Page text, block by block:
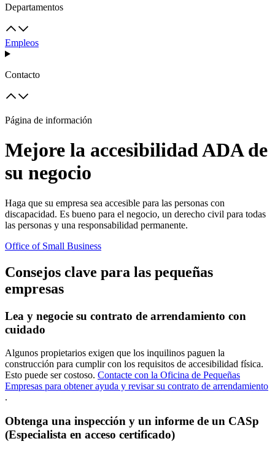
Departamentos
Empleos
Contacto
Página de información
Mejore la accesibilidad ADA de
su negocio
Haga que su empresa sea accesible para las personas con
discapacidad. Es bueno para el negocio, un derecho civil para todas
las personas y una responsabilidad permanente.
Office of Small Business
Consejos clave para las pequeñas
empresas
Lea y negocie su contrato de arrendamiento con
cuidado
Algunos propietarios exigen que los inquilinos paguen la
construcción para cumplir con los requisitos de accesibilidad física.
Esto puede ser costoso. Contacte con la Oficina de Pequeñas
Empresas para obtener ayuda y revisar su contrato de arrendamiento
.
Obtenga una inspección y un informe de un CASp
(Especialista en acceso certificado)